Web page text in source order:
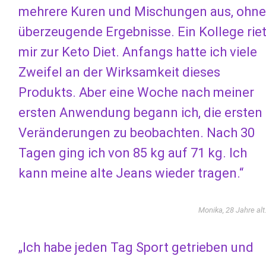
mehrere Kuren und Mischungen aus, ohne
überzeugende Ergebnisse. Ein Kollege riet
mir zur Keto Diet. Anfangs hatte ich viele
Zweifel an der Wirksamkeit dieses
Produkts. Aber eine Woche nach meiner
ersten Anwendung begann ich, die ersten
Veränderungen zu beobachten. Nach 30
Tagen ging ich von 85 kg auf 71 kg. Ich
kann meine alte Jeans wieder tragen.“
Monika, 28 Jahre alt.
„Ich habe jeden Tag Sport getrieben und